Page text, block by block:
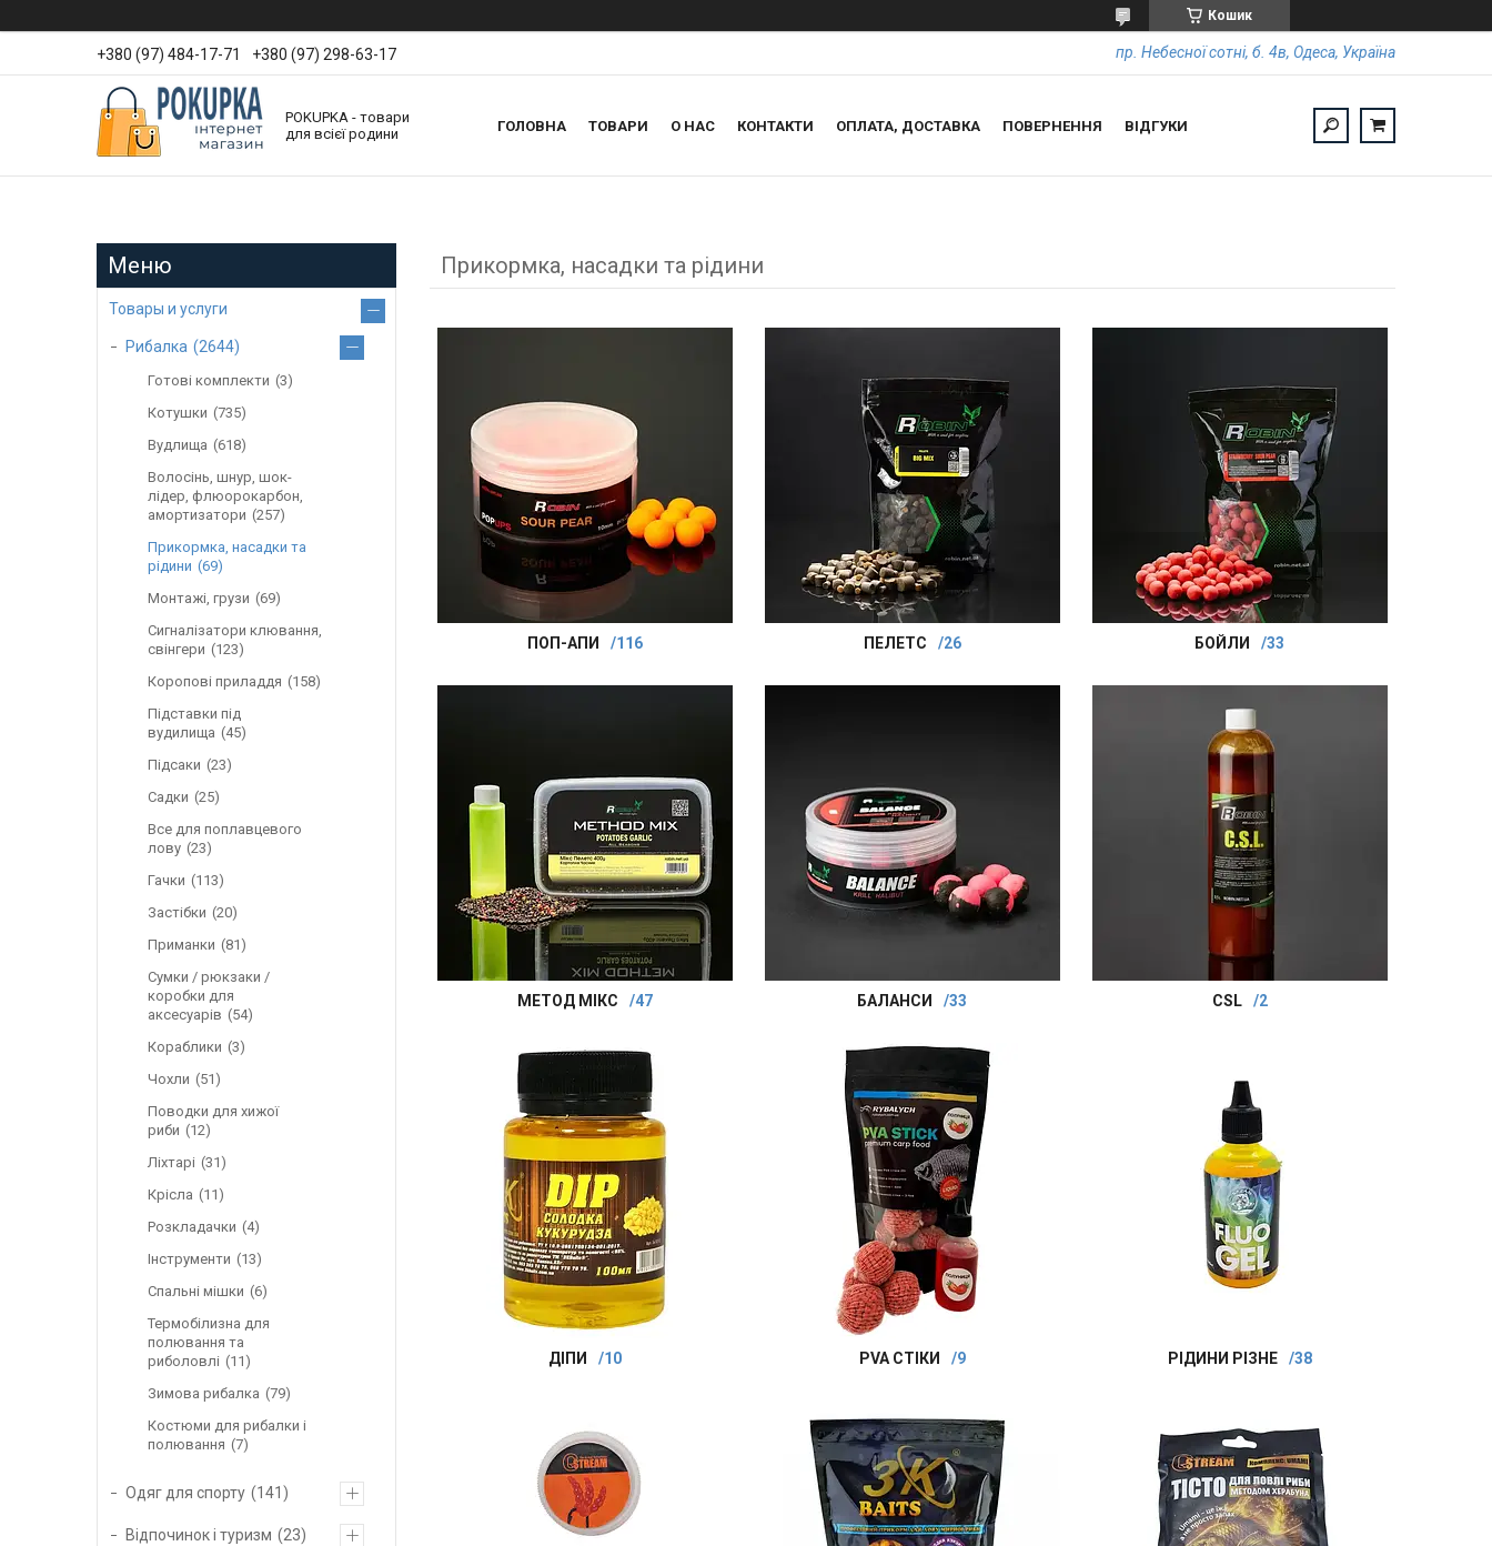
Кошик
+380 (97) 484-17-71 +380 (97) 298-63-17 пр. Небесної сотні, б. 4в, Одеса, Україна
POKUPKA - товари
для всієї родини
ГОЛОВНА ТОВАРИ О НАС КОНТАКТИ ОПЛАТА, ДОСТАВКА ПОВЕРНЕННЯ ВІДГУКИ
Прикормка, насадки та рідини
ПОП-АПИ 116 ПЕЛЕТС 26 БОЙЛИ 33
МЕТОД МІКС 47 БАЛАНСИ 33 CSL 2
ДІПИ 10 PVA СТІКИ 9 РІДИНИ РІЗНЕ 38
Товары и услуги
Рибалка 2644
Готові комплекти
3
Котушки
735
Вудлища
618
Волосінь, шнур, шок-
лідер, флюорокарбон,
амортизатори
257
Прикормка, насадки та
рідини
69
Монтажі, грузи
69
Сигналізатори клювання,
свінгери
123
Коропові приладдя
158
Підставки під
вудилища
45
Підсаки
23
Садки
25
Все для поплавцевого
лову 23
Гачки
113
Застібки
20
Приманки
81
Сумки / рюкзаки /
коробки для
аксесуарів
54
Кораблики
3
Чохли
51
Поводки для хижої
риби
12
Ліхтарі
31
Крісла
11
Розкладачки
4
Інструменти
13
Спальні мішки
6
Термобілизна для
полювання та
риболовлі
11
Зимова рибалка
79
Костюми для рибалки і
полювання
7
Одяг для спорту 141
Відпочинок і туризм 23